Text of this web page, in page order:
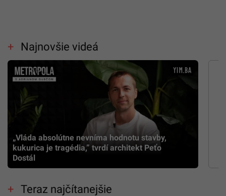
Najnovšie videá
„Vláda absolútne nevníma hodnotu stavby,
kukurica je tragédia,” tvrdí architekt Peťo
Dostál
Teraz najčítanejšie